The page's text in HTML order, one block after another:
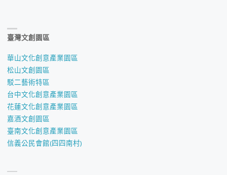
臺灣文創園區
華山文化創意產業園區
松山文創園區
駁二藝術特區
台中文化創意產業園區
花蓮文化創意產業園區
嘉酒文創園區
臺南文化創意產業園區
信義公民會館(四四南村)